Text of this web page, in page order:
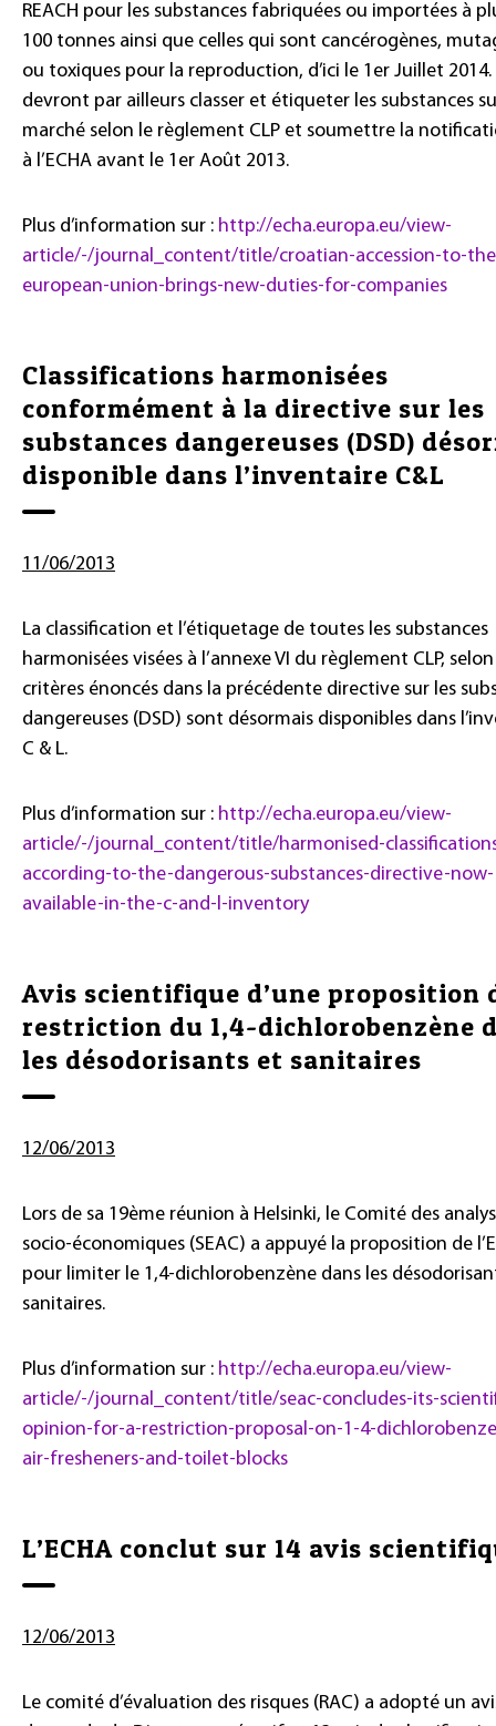
REACH pour les substances fabriquées ou importées à
100 tonnes ainsi que celles qui sont cancérogènes,
ou toxiques pour la reproduction, d’ici le 1er Juillet 2014.
devront par ailleurs classer et étiqueter les substances
marché selon le règlement CLP et soumettre la
à l’ECHA avant le 1er Août 2013.
Plus d’information sur : http://echa.europa.eu/view-
article/-/journal_content/title/croatian-accession-to-
european-union-brings-new-duties-for-companies
Classifications harmonisées
conformément à la directive sur les
substances dangereuses (DSD)
disponible dans l’inventaire C&L
11/06/2013
La classification et l’étiquetage de toutes les substances
harmonisées visées à l’annexe VI du règlement CLP,
critères énoncés dans la précédente directive sur les
dangereuses (DSD) sont désormais disponibles dans
C & L.
Plus d’information sur : http://echa.europa.eu/view-
article/-/journal_content/title/harmonised-
according-to-the-dangerous-substances-directive-now-
available-in-the-c-and-l-inventory
Avis scientifique d’une proposition
restriction du 1,4-dichlorobenzène
les désodorisants et sanitaires
12/06/2013
Lors de sa 19ème réunion à Helsinki, le Comité des
socio-économiques (SEAC) a appuyé la proposition de
pour limiter le 1,4-dichlorobenzène dans les
sanitaires.
Plus d’information sur : http://echa.europa.eu/view-
article/-/journal_content/title/seac-concludes-its-
opinion-for-a-restriction-proposal-on-1-4-
air-fresheners-and-toilet-blocks
L’ECHA conclut sur 14 avis
12/06/2013
Le comité d’évaluation des risques (RAC) a adopté un